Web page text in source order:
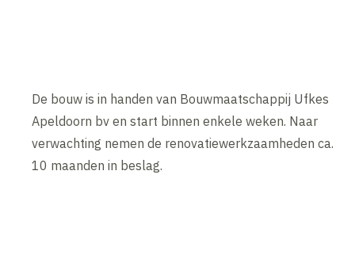
De bouw is in handen van Bouwmaatschappij Ufkes
Apeldoorn bv en start binnen enkele weken. Naar
verwachting nemen de renovatiewerkzaamheden ca.
10 maanden in beslag.